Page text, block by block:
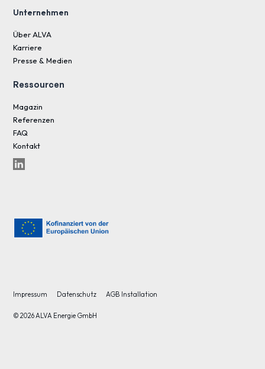
Unternehmen
Über ALVA
Karriere
Presse & Medien
Ressourcen
Magazin
Referenzen
FAQ
Kontakt
© 2026 ALVA Energie GmbH
Impressum Datenschutz AGB Installation